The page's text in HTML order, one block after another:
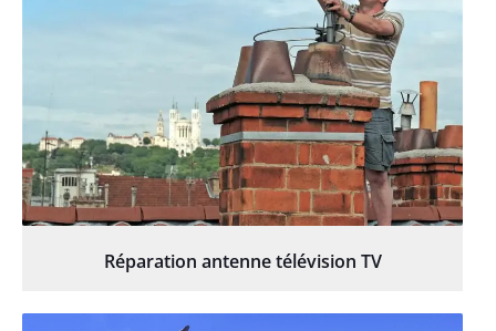
Réparation antenne télévision TV